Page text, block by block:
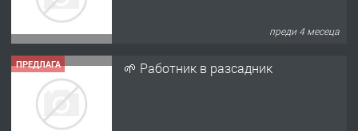
преди 4 месеца
ПРЕДЛАГА 🌱 Работник в разсадник